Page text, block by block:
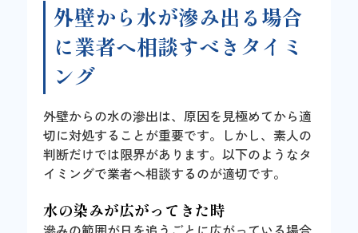
外壁から水が滲み出る場合
に業者へ相談すべきタイミ
ング
外壁からの水の滲出は、原因を見極めてから適
切に対処することが重要です。しかし、素人の
判断だけでは限界があります。以下のようなタ
イミングで業者へ相談するのが適切です。
水の染みが広がってきた時